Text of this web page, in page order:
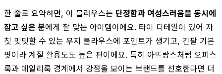
한 줄로 요약하면, 이 블라우스는 단정함과 여성스러움을 동시에
잡고 싶은 분에게 잘 맞는 아이템이에요. 타이 디테일이 있어 자
칫 밋밋할 수 있는 무지 블라우스에 포인트가 생기고, 긴팔 기본
핏이라 계절 활용도도 높은 편이에요. 특히 아뜨랑스처럼 오피스
룩과 데일리룩 경계에서 강점을 보이는 브랜드를 선호한다면 더